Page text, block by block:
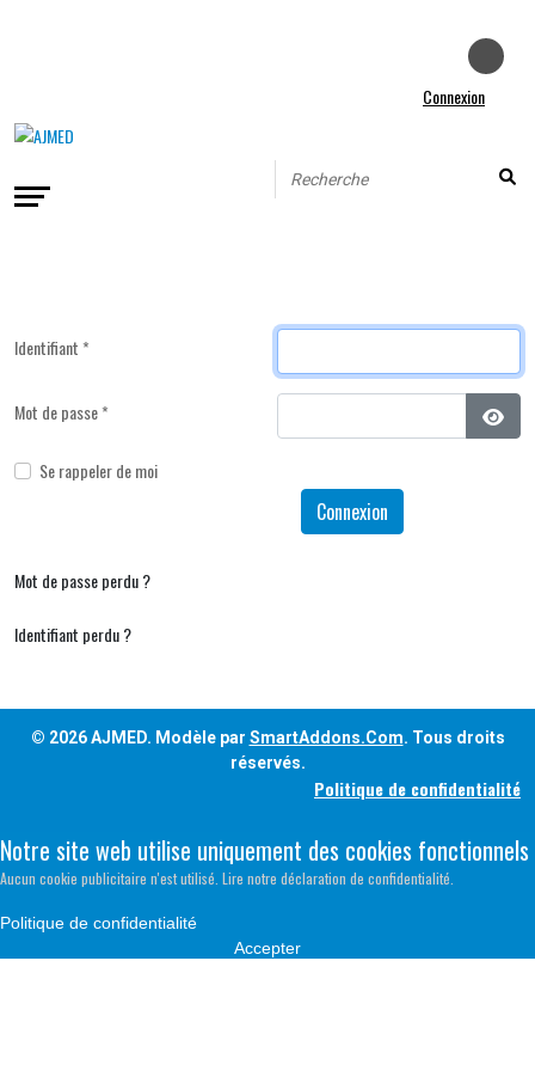
Connexion
Identifiant*
Mot de passe*
Se rappeler de moi
Connexion
Mot de passe perdu ?
Identifiant perdu ?
© 2026 AJMED. Modèle par SmartAddons.Com. Tous droits
réservés.
Politique de confidentialité
Notre site web utilise uniquement des cookies fonctionnels
Aucun cookie publicitaire n'est utilisé. Lire notre déclaration de confidentialité.
Politique de confidentialité
Accepter